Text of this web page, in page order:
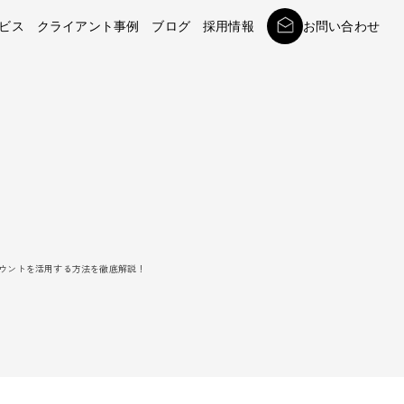
ス クライアント事例 ブログ 採用情報 お問い合わせ
トを活用する方法を徹底解説！